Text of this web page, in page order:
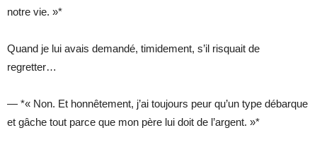
notre vie. »*
Quand je lui avais demandé, timidement, s’il risquait de
regretter…
— *« Non. Et honnêtement, j’ai toujours peur qu’un type débarque
et gâche tout parce que mon père lui doit de l’argent. »*